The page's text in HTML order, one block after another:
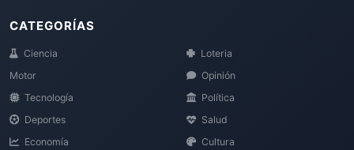
CATEGORÍAS
Ciencia
Motor
Tecnología
Deportes
Economía
Loteria
Opinión
Política
Salud
Cultura